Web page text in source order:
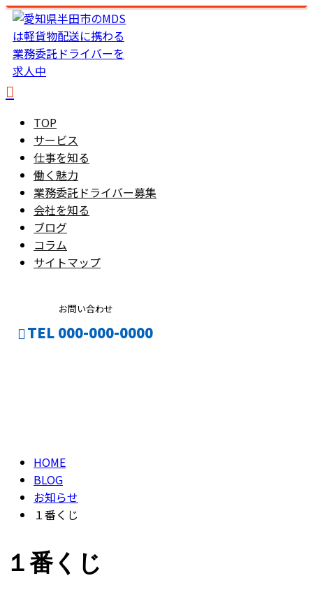
TOP
サービス
仕事を知る
働く魅力
業務委託ドライバー募集
会社を知る
ブログ
コラム
サイトマップ
お問い合わせ
TEL 000-000-0000
HOME
BLOG
お知らせ
１番くじ
１番くじ